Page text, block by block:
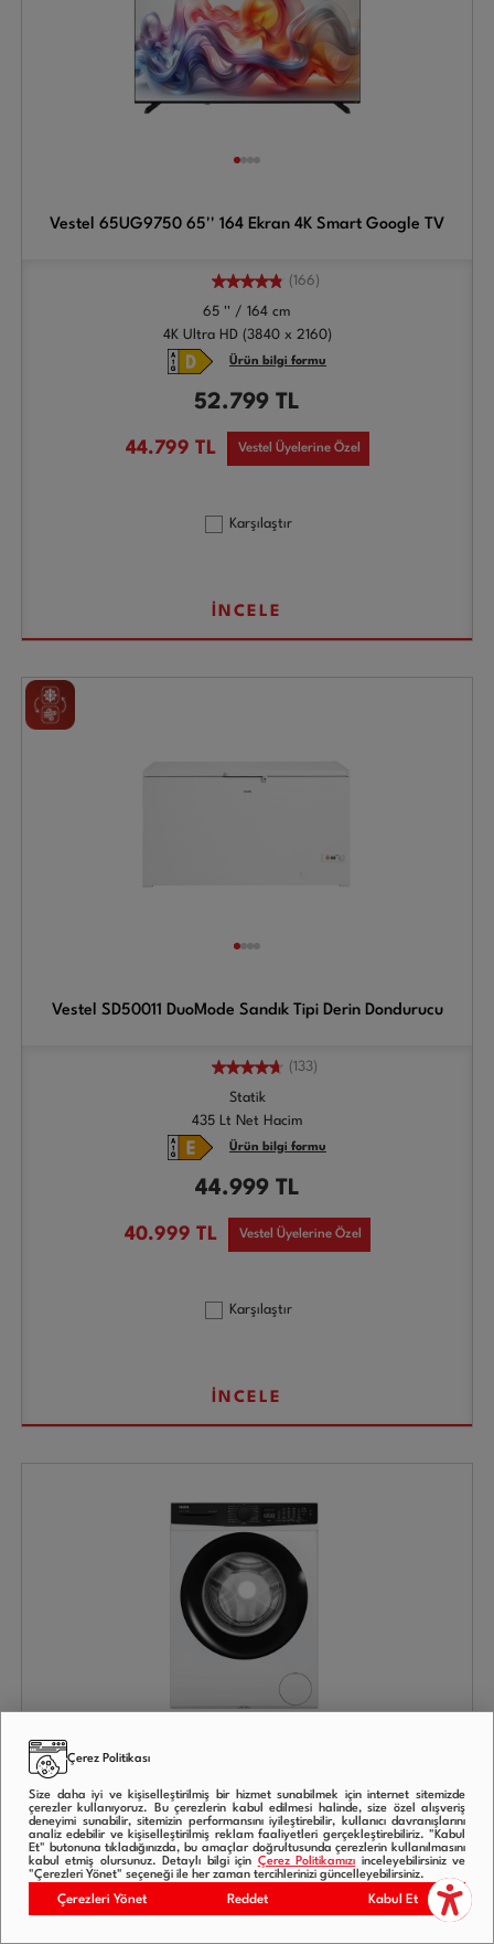
Vestel 65UG9750 65'' 164 Ekran 4K Smart Google TV
(166)
65 '' / 164 cm
4K Ultra HD (3840 x 2160)
Ürün bilgi formu
52.799 TL
44.799 TL Vestel Üyelerine Özel
Karşılaştır
İNCELE
Vestel SD50011 DuoMode Sandık Tipi Derin Dondurucu
(133)
Statik
435 Lt Net Hacim
Ürün bilgi formu
44.999 TL
40.999 TL Vestel Üyelerine Özel
Karşılaştır
İNCELE
Vestel CMIP 118422 WIFI 11 Kg 1200 Devir Çamaşır Makinesi
(132)
11 Kg
1200 Devir
Çerez Politikası
Size daha iyi ve kişiselleştirilmiş bir hizmet sunabilmek için internet sitemizde
çerezler kullanıyoruz. Bu çerezlerin kabul edilmesi halinde, size özel alışveriş
deneyimi sunabilir, sitemizin performansını iyileştirebilir, kullanıcı davranışlarını
analiz edebilir ve kişiselleştirilmiş reklam faaliyetleri gerçekleştirebiliriz. "Kabul
Et" butonuna tıkladığınızda, bu amaçlar doğrultusunda çerezlerin kullanılmasını
kabul etmiş olursunuz. Detaylı bilgi için Çerez Politikamızı inceleyebilirsiniz ve
"Çerezleri Yönet" seçeneği ile her zaman tercihlerinizi güncelleyebilirsiniz.
Kabul Et
Reddet
Çerezleri Yönet